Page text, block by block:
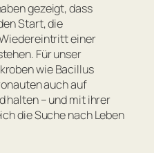
gezeigt, dass
Start, die
einer
Für unser
wie Bacillus
auch auf
halten – und mit ihrer
die Suche nach Leben